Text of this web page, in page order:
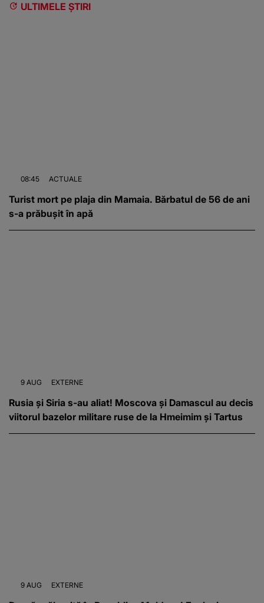
ULTIMELE ȘTIRI
08:45 ACTUALE
Turist mort pe plaja din Mamaia. Bărbatul de 56 de ani
s-a prăbușit în apă
9 AUG EXTERNE
Rusia și Siria s-au aliat! Moscova și Damascul au decis
viitorul bazelor militare ruse de la Hmeimim și Tartus
9 AUG EXTERNE